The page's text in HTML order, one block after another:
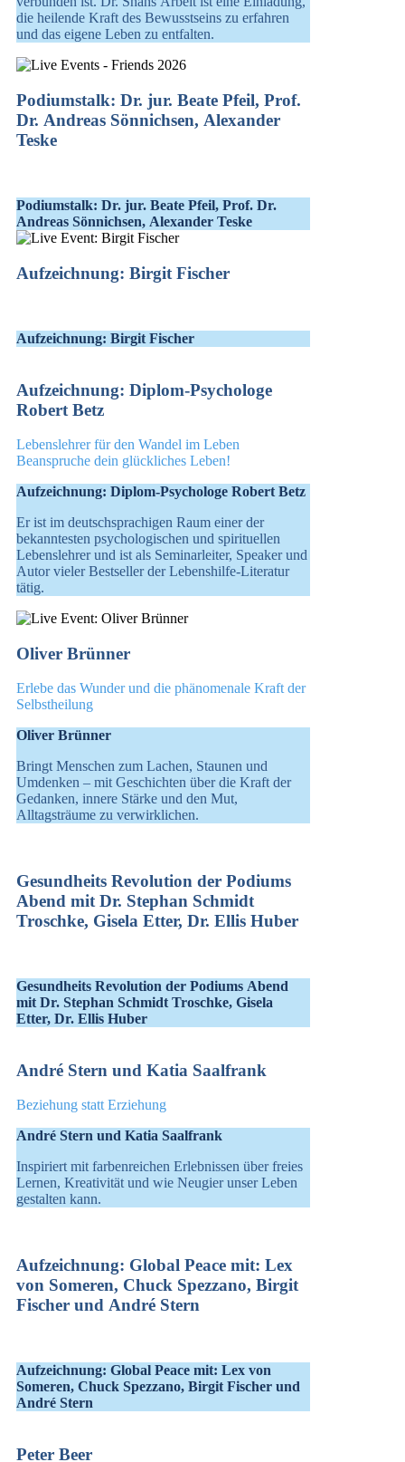
die heilende Kraft des Bewusstseins zu erfahren
und das eigene Leben zu entfalten.
Podiumstalk: Dr. jur. Beate Pfeil, Prof.
Dr. Andreas Sönnichsen, Alexander
Teske
Podiumstalk: Dr. jur. Beate Pfeil, Prof. Dr.
Andreas Sönnichsen, Alexander Teske
Aufzeichnung: Birgit Fischer
Aufzeichnung: Birgit Fischer
Aufzeichnung: Diplom-Psychologe
Robert Betz
Lebenslehrer für den Wandel im Leben
Beanspruche dein glückliches Leben!
Aufzeichnung: Diplom-Psychologe Robert Betz
Er ist im deutschsprachigen Raum einer der
bekanntesten psychologischen und spirituellen
Lebenslehrer und ist als Seminarleiter, Speaker und
Autor vieler Bestseller der Lebenshilfe-Literatur
tätig.
Oliver Brünner
Erlebe das Wunder und die phänomenale Kraft der
Selbstheilung
Oliver Brünner
Bringt Menschen zum Lachen, Staunen und
Umdenken – mit Geschichten über die Kraft der
Gedanken, innere Stärke und den Mut,
Alltagsträume zu verwirklichen.
Gesundheits Revolution der Podiums
Abend mit Dr. Stephan Schmidt
Troschke, Gisela Etter, Dr. Ellis Huber
Gesundheits Revolution der Podiums Abend
mit Dr. Stephan Schmidt Troschke, Gisela
Etter, Dr. Ellis Huber
André Stern und Katia Saalfrank
Beziehung statt Erziehung
André Stern und Katia Saalfrank
Inspiriert mit farbenreichen Erlebnissen über freies
Lernen, Kreativität und wie Neugier unser Leben
gestalten kann.
Aufzeichnung: Global Peace mit: Lex
von Someren, Chuck Spezzano, Birgit
Fischer und André Stern
Aufzeichnung: Global Peace mit: Lex von
Someren, Chuck Spezzano, Birgit Fischer und
André Stern
Peter Beer